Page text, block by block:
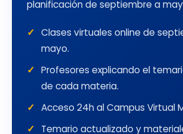
planificación de septiembre a
Clases virtuales online de
mayo.
Profesores explicando el
de cada materia.
Acceso 24h al Campus Virtual
Temario actualizado y